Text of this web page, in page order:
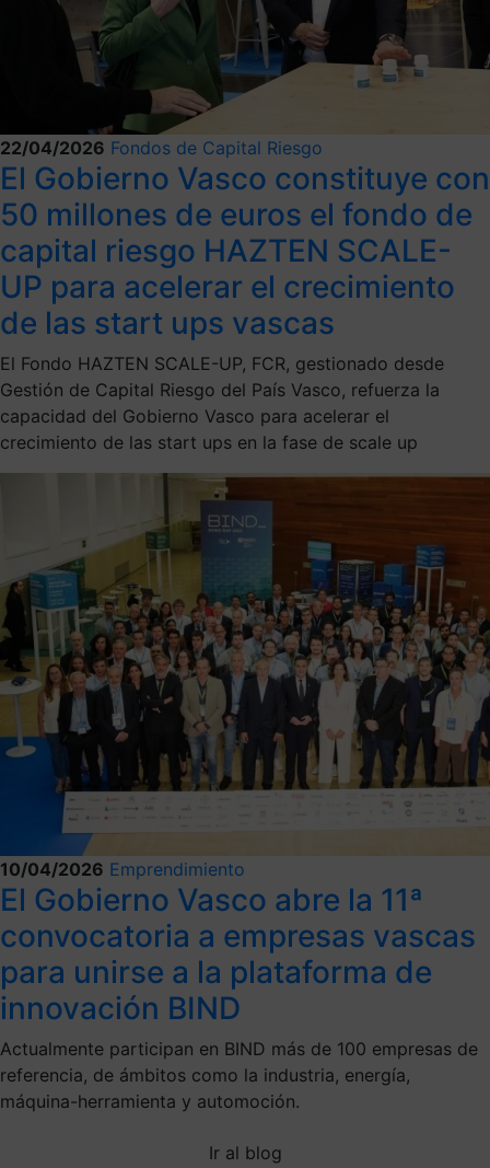
22/04/2026 Fondos de Capital Riesgo
El Gobierno Vasco constituye con
50 millones de euros el fondo de
capital riesgo HAZTEN SCALE-
UP para acelerar el crecimiento
de las start ups vascas
El Fondo HAZTEN SCALE-UP, FCR, gestionado desde
Gestión de Capital Riesgo del País Vasco, refuerza la
capacidad del Gobierno Vasco para acelerar el
crecimiento de las start ups en la fase de scale up
10/04/2026 Emprendimiento
El Gobierno Vasco abre la 11ª
convocatoria a empresas vascas
para unirse a la plataforma de
innovación BIND
Actualmente participan en BIND más de 100 empresas de
referencia, de ámbitos como la industria, energía,
máquina-herramienta y automoción.
Ir al blog